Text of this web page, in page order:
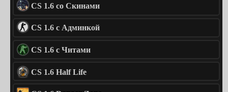
CS 1.6 со Скинами
CS 1.6 с Админкой
CS 1.6 с Читами
CS 1.6 Half Life